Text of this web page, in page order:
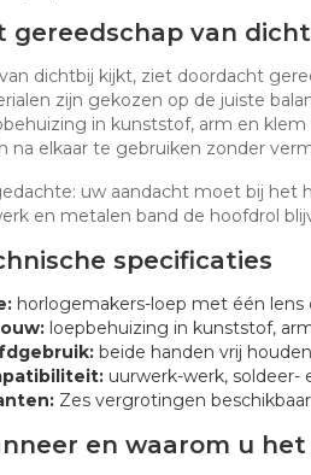
gereedschap van
dichtbij kijkt, ziet doordacht
zijn gekozen op de juiste
in kunststof, arm en klem
na elkaar te gebruiken zonder
uw aandacht moet bij het
en metalen band de hoofdrol
specificaties
horlogemakers-loep met één
loepbehuizing in kunststof,
beide handen vrij
uurwerk-werk, soldeer-
Zes vergrotingen beschikbaar:
en waarom u